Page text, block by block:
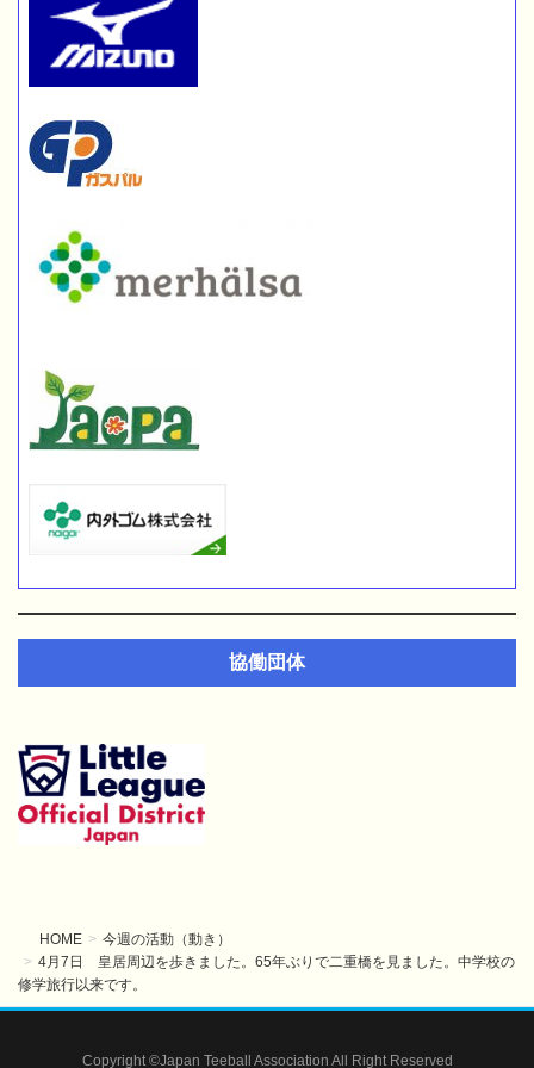
協働団体
HOME
今週の活動（動き）
4月7日 皇居周辺を歩きました。65年ぶりで二重橋を見ました。中学校の
修学旅行以来です。
Copyright ©Japan Teeball Association All Right Reserved